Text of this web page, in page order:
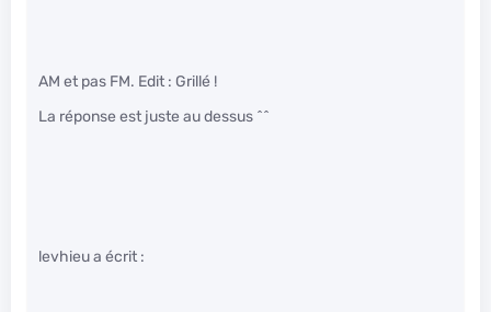
AM et pas FM. Edit : Grillé !
La réponse est juste au dessus ^^
levhieu a écrit :